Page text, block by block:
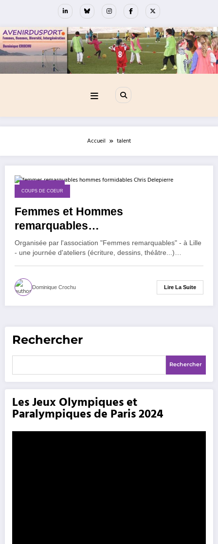
Accueil talent
23 mars 2015
COUPS DE COEUR
Femmes et Hommes
remarquables…
Organisée par l'association "Femmes remarquables" - à Lille
- une journée d'ateliers (écriture, dessins, théâtre...)…
Dominique Crochu Lire La Suite
Rechercher
Rechercher
Les Jeux Olympiques et
Paralympiques de Paris 2024